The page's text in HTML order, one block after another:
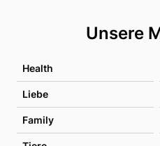
Unsere
Health
Liebe
Family